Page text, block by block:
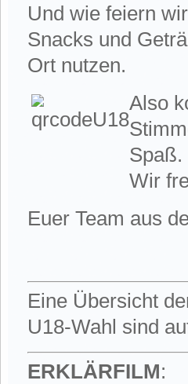
Und wie feiern
Snacks und
Ort nutzen.
Also
Spaß.
Wir
Euer Team aus
Eine Übersicht
U18-Wahl sind
ERKLÄRFILM: